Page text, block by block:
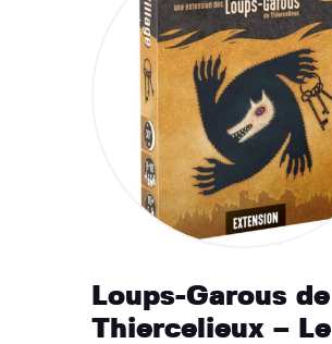
Loups-Garous de
Thiercelieux – Le